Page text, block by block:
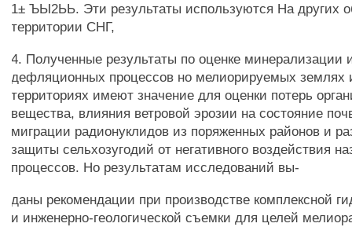
1± ЪЫ2ЬЬ. Эти результаты используются На других
территории СНГ,
4. Полученные результаты по оценке минерализации
дефляционных процессов но мелиорируемых землях
территориях имеют значение для оценки потерь
вещества, влияния ветровой эрозии на состояние
миграции радионуклидов из поряженных районов и
защиты сельхозугодий от негативного воздействия
процессов. Но результатам исследований вы-
даны рекомендации при производстве комплексной
и инженерно-геологической съемки для целей